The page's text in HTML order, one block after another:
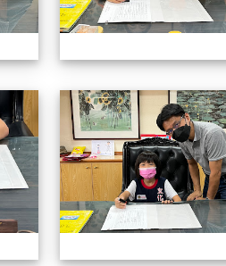
認識校長室活動